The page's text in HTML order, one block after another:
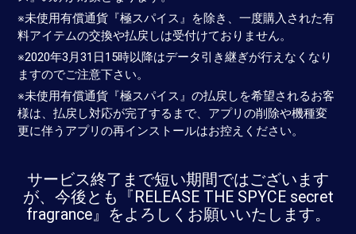
※未使用有償通貨『極スパイス』を除き、一度購入された有
料アイテムの交換や払戻しは受付けておりません。
※2020年3月31日15時以降はデータ引き継ぎが行えなくなり
ますのでご注意下さい。
※未使用有償通貨『極スパイス』の払戻しを希望されるお客
様は、払戻し対応が完了するまで、アプリの削除や機種変
更に伴うアプリの再インストールはお控えください。
サービス終了まで短い期間ではございます
が、今後とも『RELEASE THE SPYCE secret
fragrance』をよろしくお願いいたします。